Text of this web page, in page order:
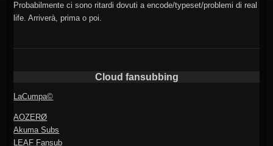
Probabilmente ci sono ritardi dovuti a encode/typeset/problemi di real
life. Arriverà, prima o poi.
Cloud fansubbing
LaCumpa©
AOZERØ
Akuma Subs
LEAF Fansub